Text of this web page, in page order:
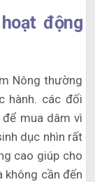
động
Nông thường
hành. các đối
mua dâm vì
dục nhìn rất
cao giúp cho
không cần đến